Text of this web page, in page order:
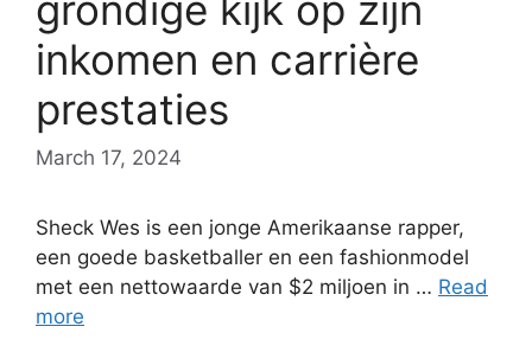
inkomen en carrière
prestaties
March 17, 2024
Sheck Wes is een jonge Amerikaanse rapper,
een goede basketballer en een fashionmodel
met een nettowaarde van $2 miljoen in … Read
more